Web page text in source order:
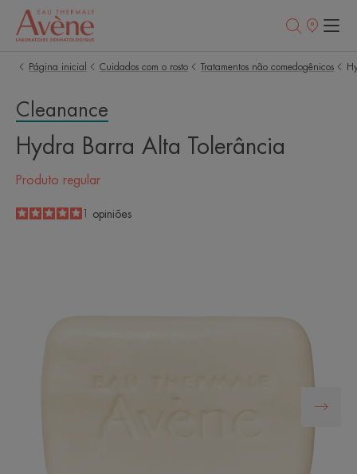
Pontos
Página inicial
Cuidados com o rosto Tratamentos não comedogênicos
Cleanance
Hydra Barra Alta Tolerância
Produto regular
5/5
opiniões